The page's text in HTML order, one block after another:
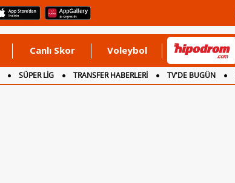
Canlı Skor Voleybol
SÜPER LİG TRANSFER HABERLERİ TV'DE BUGÜN